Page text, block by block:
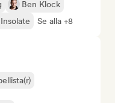
Ben Klock
Insolate Se alla +8